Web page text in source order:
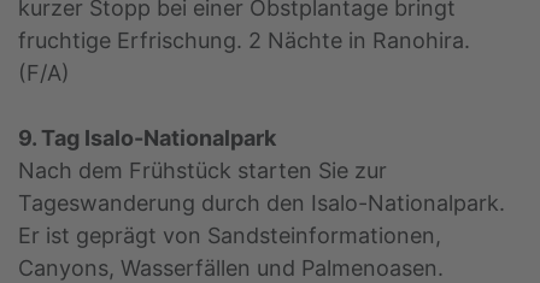
kurzer Stopp bei einer Obstplantage bringt
fruchtige Erfrischung. 2 Nächte in Ranohira.
(F/A)
9. Tag Isalo-Nationalpark
Nach dem Frühstück starten Sie zur
Tageswanderung durch den Isalo-Nationalpark.
Er ist geprägt von Sandsteinformationen,
Canyons, Wasserfällen und Palmenoasen.